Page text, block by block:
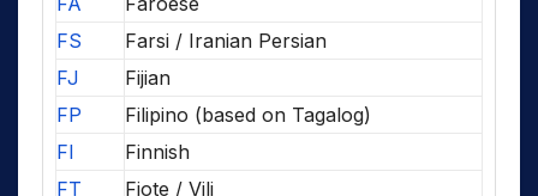
FS
Farsi / Iranian Persian
FJ
Fijian
FP
Filipino (based on Tagalog)
FI
Finnish
FT
Fiote / Vili